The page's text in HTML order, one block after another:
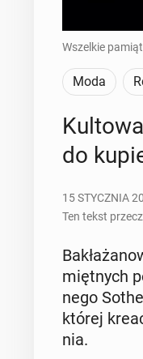
Wszelkie
Moda
do
15 STYCZNIA
Ten tekst
mięt­nych
ne­go
której
nia.